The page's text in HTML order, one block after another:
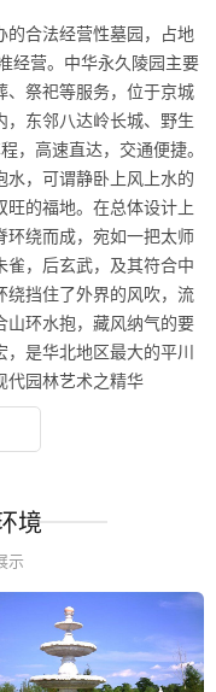
合法经营性墓园，占地
经营。中华永久陵园主要
、祭祀等服务，位于京城
东邻八达岭长城、野生
，高速直达，交通便捷。
，可谓静卧上风上水的
的福地。在总体设计上
环绕而成，宛如一把太师
，后玄武，及其符合中
绕挡住了外界的风吹，流
山环水抱，藏风纳气的要
是华北地区最大的平川
代园林艺术之精华
境
示